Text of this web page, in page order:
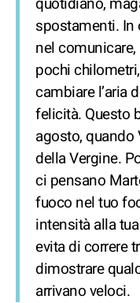
spostamenti. In
nel
pochi
cambiare l’aria
felicità. Questo
agosto, quando
della Vergine.
ci pensano
fuoco nel tuo
intensità alla
evita di correre
dimostrare
arrivano veloci.